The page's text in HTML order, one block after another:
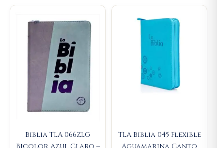
Biblia TLA 066ZLG
TLA Biblia 045 Flexible
price
was:
$93.000.
Current